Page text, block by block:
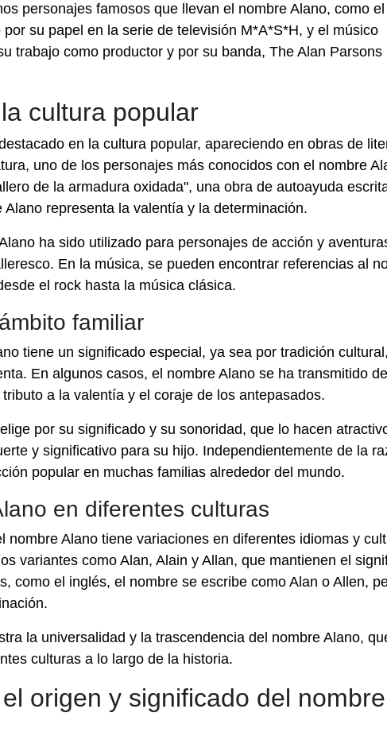
personajes famosos que llevan el nombre Alano, como
su papel en la serie de televisión M*A*S*H, y el músico
trabajo como productor y por su banda, The Alan Parsons
cultura popular
en la cultura popular, apareciendo en obras de
uno de los personajes más conocidos con el nombre
de la armadura oxidada", una obra de autoayuda
representa la valentía y la determinación.
ha sido utilizado para personajes de acción y
En la música, se pueden encontrar referencias al
el rock hasta la música clásica.
familiar
tiene un significado especial, ya sea por tradición
En algunos casos, el nombre Alano se ha transmitido de
a la valentía y el coraje de los antepasados.
por su significado y su sonoridad, que lo hacen
y significativo para su hijo. Independientemente de la
popular en muchas familias alrededor del mundo.
en diferentes culturas
nombre Alano tiene variaciones en diferentes idiomas y
variantes como Alan, Alain y Allan, que mantienen el
como el inglés, el nombre se escribe como Alan o Allen,
la universalidad y la trascendencia del nombre Alano,
culturas a lo largo de la historia.
origen y significado del nombre